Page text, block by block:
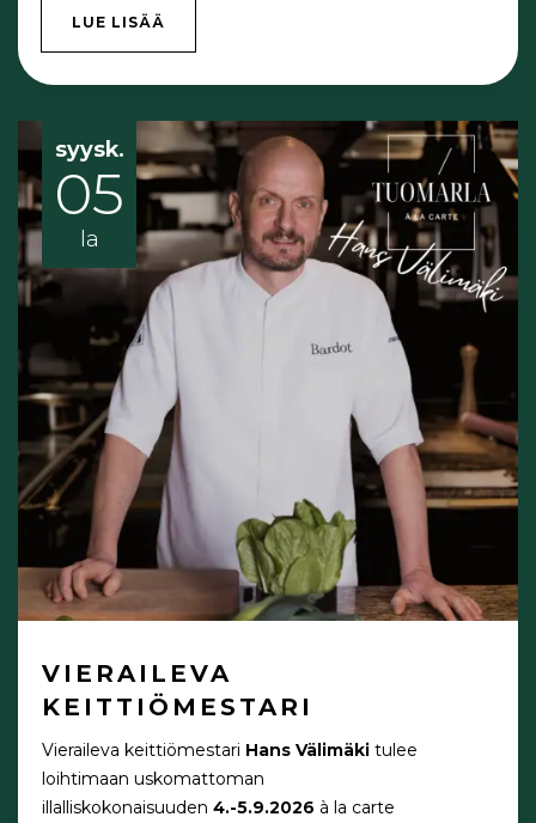
LUE LISÄÄ
syysk.
05
la
VIERAILEVA
KEITTIÖMESTARI
Vieraileva keittiömestari Hans Välimäki tulee
loihtimaan uskomattoman
illalliskokonaisuuden 4.-5.9.2026 à la carte